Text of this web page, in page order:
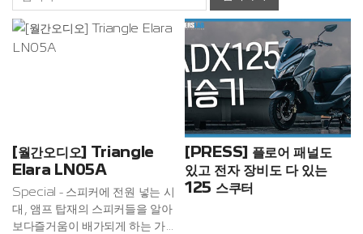
[월간오디오] Triangle
Elara LN05A
Special - 스피커에 전원 넣는 시
대, 앰프 탑재의 스피커들을 알아
보다즐거움이 배가되게 하는 가정
[PRESS] 플로어 패널도
있고 전자 장비도 다 있는
125 스쿠터